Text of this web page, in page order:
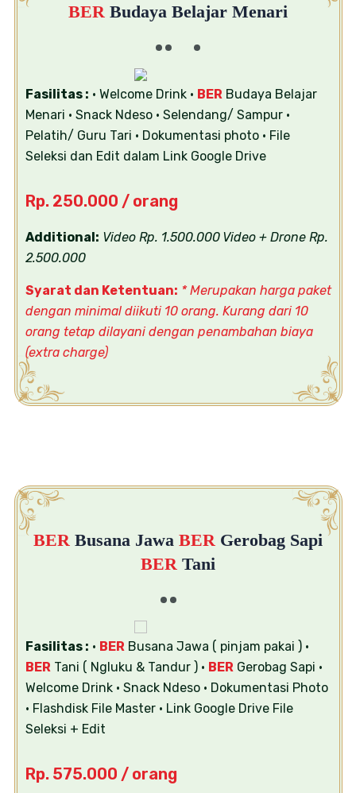
BER Budaya Belajar Menari
Fasilitas : • Welcome Drink• BERBudaya Belajar
Menari • Snack Ndeso• Selendang/ Sampur•
Pelatih/ Guru Tari • Dokumentasi photo• File
Seleksi dan Edit dalam Link Google Drive
Rp. 250.000 / orang
Additional: Video Rp. 1.500.000Video + Drone Rp.
2.500.000
Syarat dan Ketentuan: * Merupakan harga paket
dengan minimal diikuti 10 orang. Kurang dari 10
orang tetap dilayani dengan penambahan biaya
(extra charge)
BER Busana Jawa BER Gerobag Sapi
BER Tani
Fasilitas : • BERBusana Jawa ( pinjam pakai )•
BERTani ( Ngluku & Tandur )• BERGerobag Sapi •
Welcome Drink• Snack Ndeso• Dokumentasi Photo
• Flashdisk File Master• Link Google Drive File
Seleksi + Edit
Rp. 575.000 / orang